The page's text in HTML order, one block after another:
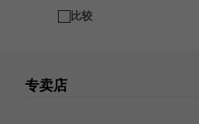
比较
专卖店